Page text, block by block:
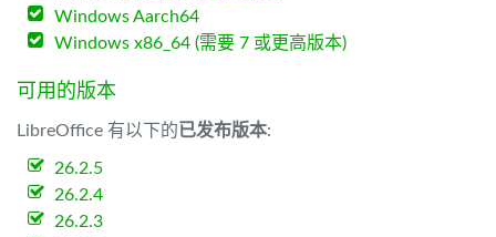
Windows Aarch64
Windows x86_64 (需要 7 或更高版本)
可用的版本
LibreOffice 有以下的已发布版本:
26.2.5
26.2.4
26.2.3